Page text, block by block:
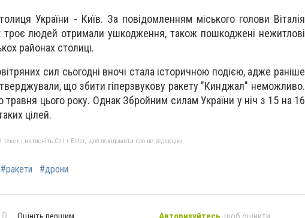
України - Київ. За повідомленням міського голови Віталія
троє людей отримали ушкодження, також пошкоджені нежитлові
районах столиці.
сил сьогодні вночі стала історичною подією, адже раніше
що збити гіперзвукову ракету "Кинджал" неможливо.
травня цього року. Однак Збройним силам України у ніч з 15 на 16
цілей.
і натисніть Ctrl + Enter, щоб повідомити про це редакцію
#ракети #дрони